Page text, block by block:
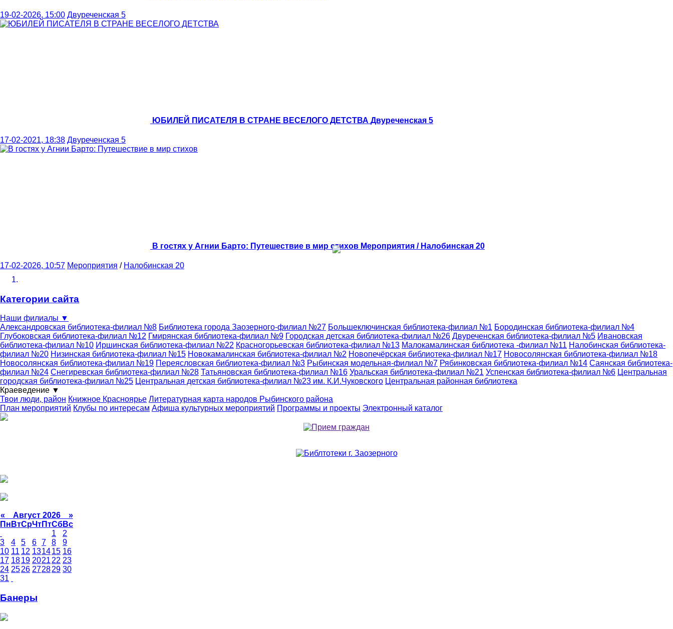
19-02-2026, 15:00 Двуреченская 5
ЮБИЛЕЙ ПИСАТЕЛЯ В СТРАНЕ ВЕСЕЛОГО ДЕТСТВА Двуреченская 5
17-02-2021, 18:38 Двуреченская 5
В гостях у Агнии Барто: Путешествие в мир стихов Мероприятия / Налобинская 20
17-02-2026, 10:57 Мероприятия / Налобинская 20
Категории сайта
Наши филиалы ▼
Александровская библиотека-филиал №8 Библиотека города Заозерного-филиал №27 Большеключинская библиотека-филиал №1 Бородинская библиотека-филиал №4
Глубоковская библиотека-филиал №12 Гмирянская библиотека-филиал №9 Городская детская библиотека-филиал №26 Двуреченская библиотека-филиал №5 Ивановская
библиотека-филиал №10 Иршинская библиотека-филиал №22 Красногорьевская библиотека-филиал №13 Малокамалинская библиотека -филиал №11 Налобинская библиотека-
филиал №20 Низинская библиотека-филиал №15 Новокамалинская библиотека-филиал №2 Новопечёрская библиотека-филиал №17 Новосолянская библиотека-филиал №18
Новосолянская библиотека-филиал №19 Переясловская библиотека-филиал №3 Рыбинская модельная-филиал №7 Рябинковская библиотека-филиал №14 Саянская библиотека-
филиал №24 Снегиревская библиотека-филиал №28 Татьяновская библиотека-филиал №16 Уральская библиотека-филиал №21 Успенская библиотека-филиал №6 Центральная
городская библиотека-филиал №25 Центральная детская библиотека-филиал №23 им. К.И.Чуковского Центральная районная библиотека
Краеведение ▼
Твои люди, район Книжное Красноярье Литературная карта народов Рыбинского района
План мероприятий Клубы по интересам Афиша культурных мероприятий Программы и проекты Электронный каталог
« Август 2026 »
Пн ВтСрЧтПтСбВс
1
2
3
4 5 6 7 8
9
10 11 12 131415 16
17 1819 2021 22 23
24 2526 272829 30
31
Банеры